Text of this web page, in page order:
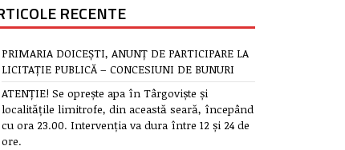
RECENTE
PRIMARIA DOICEȘTI, ANUNȚ DE PARTICIPARE LA
LICITAȚIE PUBLICĂ – CONCESIUNI DE BUNURI
ATENȚIE! Se oprește apa în Târgoviște și
localitățile limitrofe, din această seară, începând
cu ora 23.00. Intervenția va dura între 12 și 24 de
ore.